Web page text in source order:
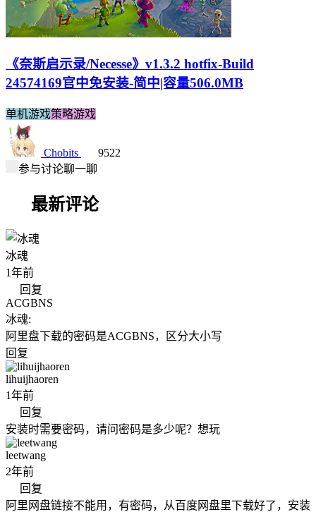
《奈斯启示录/Necesse》v1.3.2 hotfix-Build
24574169官中免安装-简中|容量506.0MB
单机游戏策略游戏
Chobits
9522
参与讨论聊一聊
最新评论
冰魂
1年前
回复
ACGBNS
冰魂:
阿里盘下载的密码是ACGBNS，区分大小写
回复
lihuijhaoren
1年前
回复
安装时需要密码，请问密码是多少呢？想玩
leetwang
2年前
回复
阿里网盘链接不能用，有密码，从百度网盘里下载好了，安装